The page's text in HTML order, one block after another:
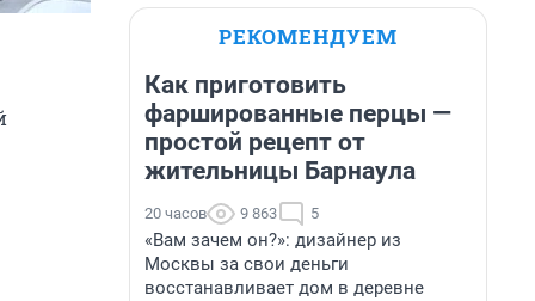
РЕКОМЕНДУЕМ
Как приготовить
фаршированные перцы —
простой рецепт от
жительницы Барнаула
20 часов 9 863 5
«Вам зачем он?»: дизайнер из
Москвы за свои деньги
восстанавливает дом в деревне